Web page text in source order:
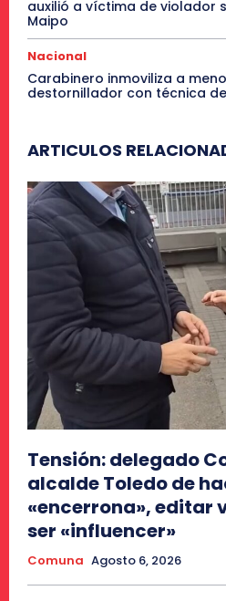
auxilió a víctima de violador
Maipo
Nacional
Carabinero inmoviliza a
destornillador con técnica
ARTICULOS
Tensión: delegado
alcalde Toledo de
«encerrona», editar
ser «influencer»
Comuna Agosto 6, 2026